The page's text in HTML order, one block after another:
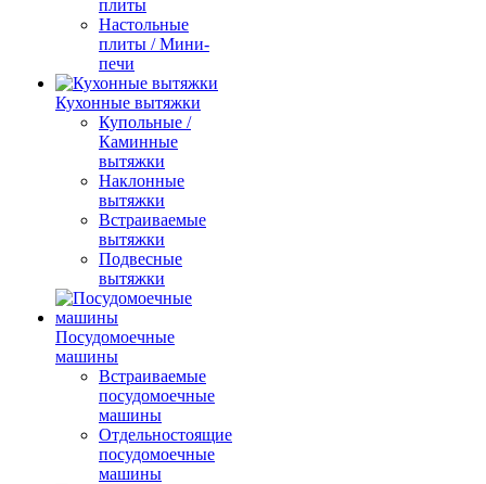
плиты
Настольные
плиты / Мини-
печи
Кухонные вытяжки
Купольные /
Каминные
вытяжки
Наклонные
вытяжки
Встраиваемые
вытяжки
Подвесные
вытяжки
Посудомоечные
машины
Встраиваемые
посудомоечные
машины
Отдельностоящие
посудомоечные
машины